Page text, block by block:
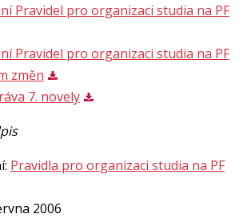
Pravidel pro organizaci studia na PF
Pravidel pro organizaci studia na PF
změn
7. novely
Pravidla pro organizaci studia na PF
2006